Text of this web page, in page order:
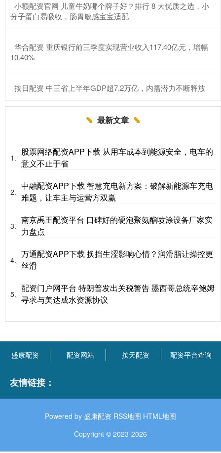
​小额配资官网 儿童牛奶哪个牌子好？排行 8 大优质之选，小
分子蛋白易吸收，肠胃敏感宝宝适配
​华合配资 重庆银行前三季度实现营业收入117.40亿元，增幅
10.40%
​按日配资 中三省上半年GDP超7.2万亿，内需潜力不断释放
最新文章
1、
股票网络配资APP下载 从用车成本到能源安全，电车的
意义不止于省
2、
中融配资APP下载 智慧充电新方案：破解新能源车充电
难题，让车主与运营方双赢
3、
南京禹王配资平台 口碑好的硬泡聚氨酯喷涂设备厂家实
力盘点
4、
万通配资APP下载 换挡生涩影响心情？润滑脂让操控更
丝滑
5、
配资门户网平台 特朗普发出关税警告 墨西哥总统辛鲍姆
寻求与美达成水资源协议
盛康配资 配资网站 按天配资 配资平台查询
友情链接：
Powered by 盛康配资 RSS地图 HTML地图
Copyright © 2023-2026